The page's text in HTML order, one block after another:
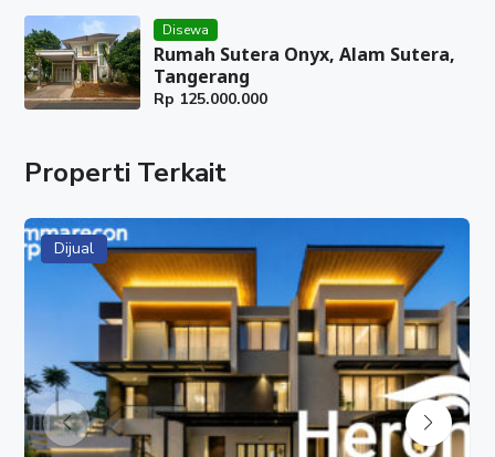
Disewa
Rumah Sutera Onyx, Alam Sutera,
Tangerang
Rp 125.000.000
Properti Terkait
Dijual